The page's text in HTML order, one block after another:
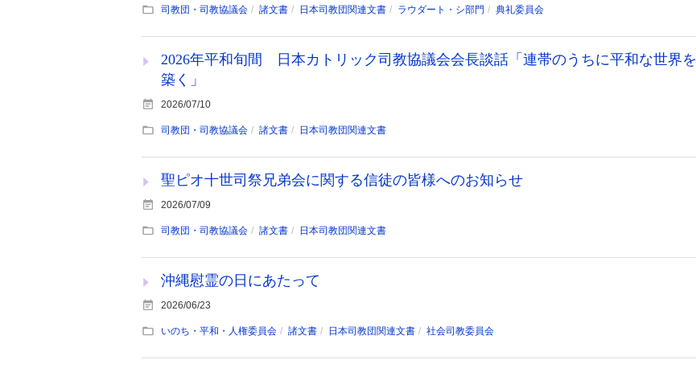
司教団・司教協議会 諸文書 日本司教団関連文書 ラウダート・シ部門 典礼委員会
2026年平和旬間 日本カトリック司教協議会会長談話「連帯のうちに平和な世界を
築く」
2026/07/10
司教団・司教協議会 諸文書 日本司教団関連文書
聖ピオ十世司祭兄弟会に関する信徒の皆様へのお知らせ
2026/07/09
司教団・司教協議会 諸文書 日本司教団関連文書
沖縄慰霊の日にあたって
2026/06/23
いのち・平和・人権委員会 諸文書 日本司教団関連文書 社会司教委員会